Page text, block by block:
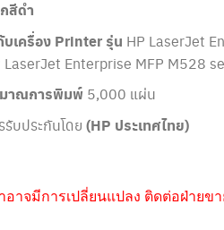
สีดำ
บเครื่อง Printer รุ่น HP LaserJet
LaserJet Enterprise MFP M528
าณการพิมพ์ 5,000 แผ่น
รับประกันโดย (HP ประเทศไทย)
อาจมีการเปลี่ยนแปลง ติดต่อฝ่ายข